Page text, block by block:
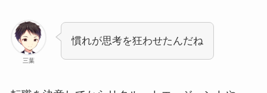
三葉
慣れが思考を狂わせたんだね